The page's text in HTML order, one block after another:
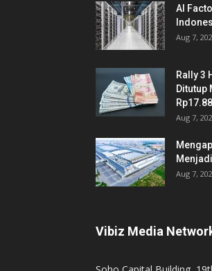
AI
Aug 7,
Rally 3
Ditutup
Aug 7,
Aug 7,
Vibiz Media